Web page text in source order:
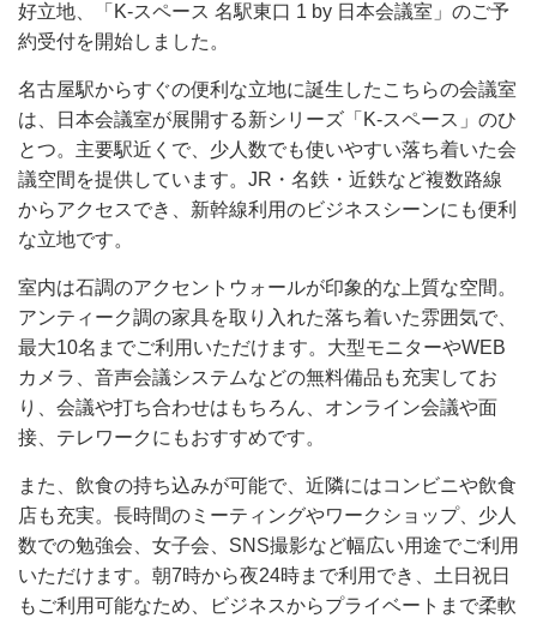
好立地、「K-スペース 名駅東口 1 by 日本会議室」のご予
約受付を開始しました。
名古屋駅からすぐの便利な立地に誕生したこちらの会議室
は、日本会議室が展開する新シリーズ「K-スペース」のひ
とつ。主要駅近くで、少人数でも使いやすい落ち着いた会
議空間を提供しています。JR・名鉄・近鉄など複数路線
からアクセスでき、新幹線利用のビジネスシーンにも便利
な立地です。
室内は石調のアクセントウォールが印象的な上質な空間。
アンティーク調の家具を取り入れた落ち着いた雰囲気で、
最大10名までご利用いただけます。大型モニターやWEB
カメラ、音声会議システムなどの無料備品も充実してお
り、会議や打ち合わせはもちろん、オンライン会議や面
接、テレワークにもおすすめです。
また、飲食の持ち込みが可能で、近隣にはコンビニや飲食
店も充実。長時間のミーティングやワークショップ、少人
数での勉強会、女子会、SNS撮影など幅広い用途でご利用
いただけます。朝7時から夜24時まで利用でき、土日祝日
もご利用可能なため、ビジネスからプライベートまで柔軟